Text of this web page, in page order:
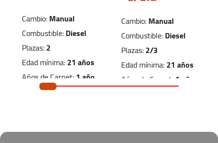
20m³ para los portes más grandes. Si viajas en
grupo, también disponemos de furgonetas y
monovolúmenes de 6, 7 y 9 pasajeros para
garantizar un viaje cómodo y seguro.
Cambio:Manual
Combustible:Diesel
Plazas:2
Edad mínima:21 años
Años de Carnet:1 año
1.50mx1.20mx
Cambio:Manual
Combustible:Diesel
Plazas:2/3
Edad mínima:21 años
Años de Carnet: 1 año
2.20mx1.30mx